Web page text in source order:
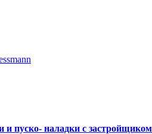
и пуско- наладки с